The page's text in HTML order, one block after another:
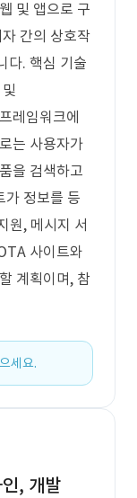
및 앱으로 구
간의 상호작
다. 핵심 기술
레임워크에
는 사용자가
을 검색하고
가 정보를 등
원, 메시지 서
사이트와
계획이며, 참
세요.
, 개발